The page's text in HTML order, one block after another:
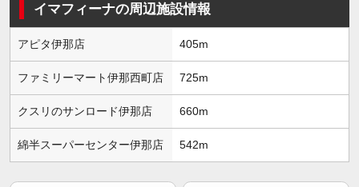
イマフィーナの周辺施設情報
アピタ伊那店 405m
ファミリーマート伊那西町店 725m
クスリのサンロード伊那店 660m
綿半スーパーセンター伊那店 542m